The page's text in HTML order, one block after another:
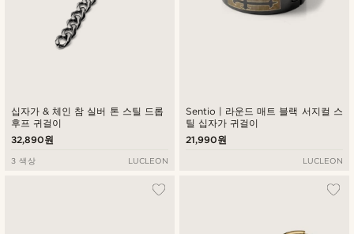
십자가 & 체인 참 실버 톤 스틸 드롭
후프 귀걸이
32,890원
3 색상 LUCLEON
Sentio | 라운드 매트 블랙 서지컬 스
틸 십자가 귀걸이
21,990원
LUCLEON